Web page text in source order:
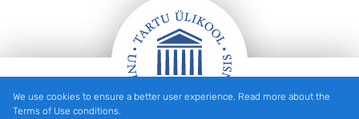
Footer
We use cookies to ensure a better user experience. Read more about the
Terms of Use conditions.